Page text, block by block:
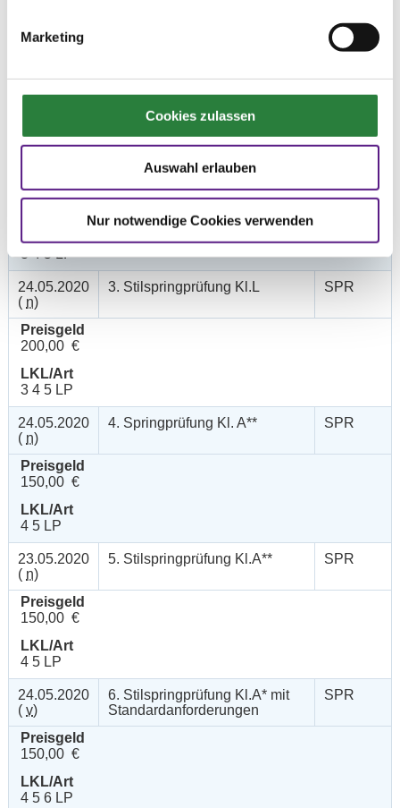
Marketing
Cookies zulassen
Auswahl erlauben
Nur notwendige Cookies verwenden
(n
23.05.2020
2. Punktespringprüfung Kl.L mit
SPR
Preisgeld
LKL/Art
3 4 5 LP
24.05.2020
( n)
3. Stilspringprüfung Kl.L SPR
Preisgeld
200,00 €
LKL/Art
3 4 5 LP
24.05.2020
( n)
4. Springprüfung Kl. A** SPR
Preisgeld
150,00 €
LKL/Art
4 5 LP
23.05.2020
( n)
5. Stilspringprüfung Kl.A** SPR
Preisgeld
150,00 €
LKL/Art
4 5 LP
24.05.2020
( v)
6. Stilspringprüfung Kl.A* mit
Standardanforderungen
SPR
Preisgeld
150,00 €
LKL/Art
4 5 6 LP